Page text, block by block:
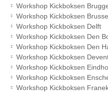
Workshop Kickboksen
Workshop Kickboksen
Workshop Kickboksen Delft
Workshop Kickboksen Den
Workshop Kickboksen Den
Workshop Kickboksen
Workshop Kickboksen
Workshop Kickboksen
Workshop Kickboksen